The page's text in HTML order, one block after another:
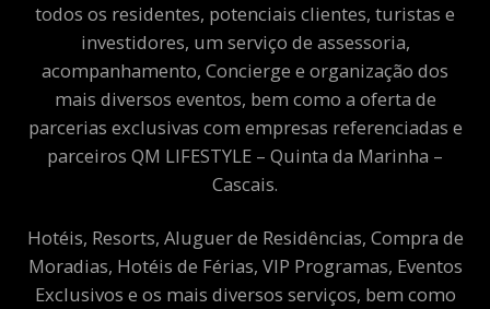
todos os residentes, potenciais clientes, turistas e
investidores, um serviço de assessoria,
acompanhamento, Concierge e organização dos
mais diversos eventos, bem como a oferta de
parcerias exclusivas com empresas referenciadas e
parceiros QM LIFESTYLE – Quinta da Marinha –
Cascais.
Hotéis, Resorts, Aluguer de Residências, Compra de
Moradias, Hotéis de Férias, VIP Programas, Eventos
Exclusivos e os mais diversos serviços, bem como